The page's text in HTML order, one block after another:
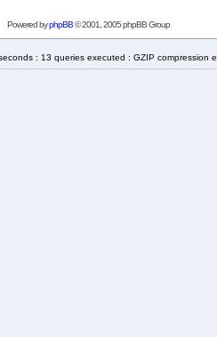
Powered byphpBB© 2001, 2005 phpBB Group
: 13 queries executed : GZIP compression